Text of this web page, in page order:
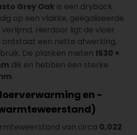
Grey Oak is een dryback
op een vlakke, geëgaliseerde
Hierdoor ligt de vloer
ontstaat een nette afwerking,
De planken meten 1530 ×
dik en hebben een sterke
.
en -
van circa 0,022